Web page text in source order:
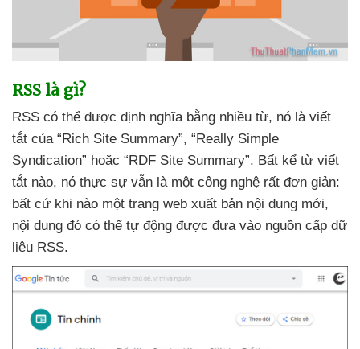
RSS là gì?
RSS có thể được định nghĩa bằng nhiều từ, nó là viết
tắt của “Rich Site Summary”, “Really Simple
Syndication” hoặc “RDF Site Summary”. Bất kể từ viết
tắt nào, nó thực sự vẫn là một công nghệ rất đơn giản:
bất cứ khi nào một trang web xuất bản nội dung mới,
nội dung đó có thể tự động được đưa vào nguồn cấp dữ
liệu RSS.